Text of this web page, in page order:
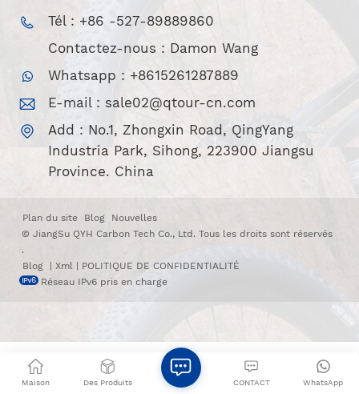
Tél : +86 -527-89889860
Contactez-nous : Damon Wang
Whatsapp : +8615261287889
E-mail : sale02@qtour-cn.com
Add : No.1, Zhongxin Road, QingYang
Industria Park, Sihong, 223900 Jiangsu
Province. China
Plan du site Blog
Nouvelles
© JiangSu QYH Carbon Tech Co., Ltd. Tous les droits sont réservés
.
Blog
Xml
POLITIQUE DE CONFIDENTIALITÉ
Réseau IPv6 pris en charge
Maison Des Produits WhatsApp
CONTACT